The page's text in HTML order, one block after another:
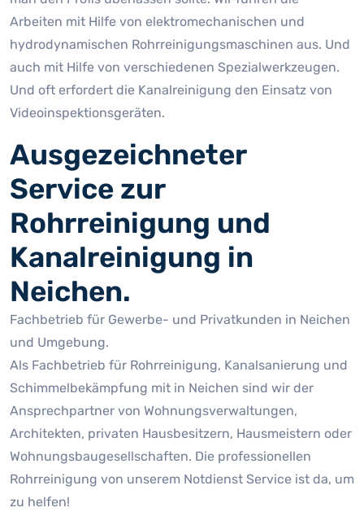
Arbeiten mit Hilfe von elektromechanischen und
hydrodynamischen Rohrreinigungsmaschinen aus. Und
auch mit Hilfe von verschiedenen Spezialwerkzeugen.
Und oft erfordert die Kanalreinigung den Einsatz von
Videoinspektionsgeräten.
Ausgezeichneter
Service zur
Rohrreinigung und
Kanalreinigung in
Neichen.
Fachbetrieb für Gewerbe- und Privatkunden in Neichen
und Umgebung.
Als Fachbetrieb für Rohrreinigung, Kanalsanierung und
Schimmelbekämpfung mit in Neichen sind wir der
Ansprechpartner von Wohnungsverwaltungen,
Architekten, privaten Hausbesitzern, Hausmeistern oder
Wohnungsbaugesellschaften. Die professionellen
Rohrreinigung von unserem Notdienst Service ist da, um
zu helfen!